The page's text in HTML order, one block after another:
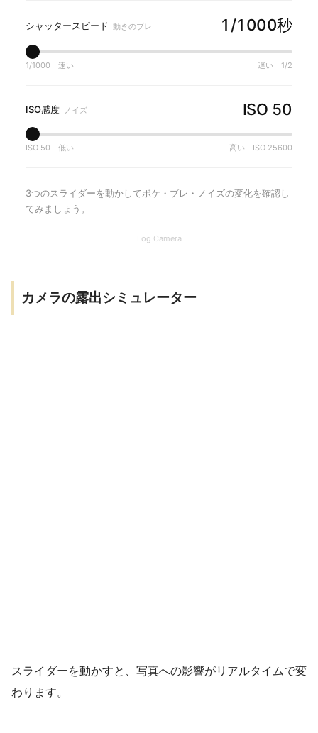
カメラの露出シミュレーター
スライダーを動かすと、写真への影響がリアルタイムで変
わります。